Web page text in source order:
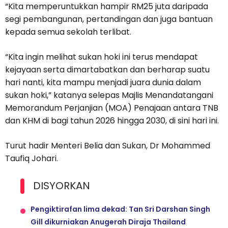
“Kita memperuntukkan hampir RM25 juta daripada
segi pembangunan, pertandingan dan juga bantuan
kepada semua sekolah terlibat.
“Kita ingin melihat sukan hoki ini terus mendapat
kejayaan serta dimartabatkan dan berharap suatu
hari nanti, kita mampu menjadi juara dunia dalam
sukan hoki,” katanya selepas Majlis Menandatangani
Memorandum Perjanjian (MOA) Penajaan antara TNB
dan KHM di bagi tahun 2026 hingga 2030, di sini hari ini.
Turut hadir Menteri Belia dan Sukan, Dr Mohammed
Taufiq Johari.
DISYORKAN
Pengiktirafan lima dekad: Tan Sri Darshan Singh
Gill dikurniakan Anugerah Diraja Thailand